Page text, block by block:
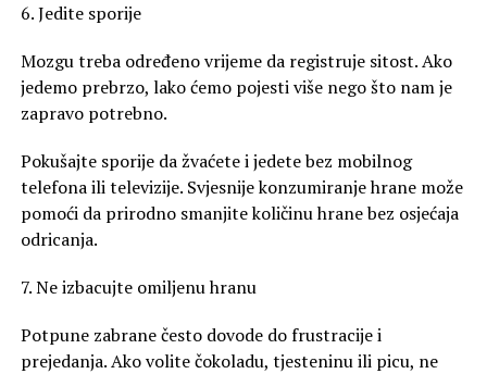
6. Jedite sporije
Mozgu treba određeno vrijeme da registruje sitost. Ako
jedemo prebrzo, lako ćemo pojesti više nego što nam je
zapravo potrebno.
Pokušajte sporije da žvaćete i jedete bez mobilnog
telefona ili televizije. Svjesnije konzumiranje hrane može
pomoći da prirodno smanjite količinu hrane bez osjećaja
odricanja.
7. Ne izbacujte omiljenu hranu
Potpune zabrane često dovode do frustracije i
prejedanja. Ako volite čokoladu, tjesteninu ili picu, ne